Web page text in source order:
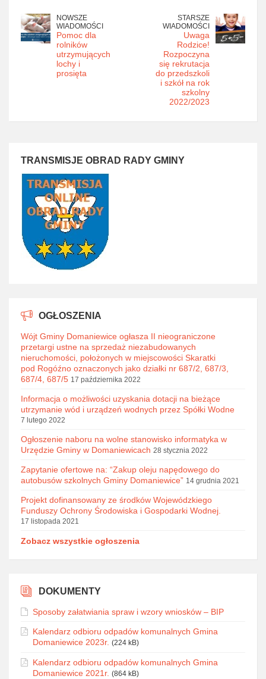
NOWSZE
WIADOMOŚCI
Pomoc dla
rolników
utrzymujących
lochy i
prosięta
STARSZE
WIADOMOŚCI
Uwaga
Rodzice!
Rozpoczyna
się rekrutacja
do przedszkoli
i szkół na rok
szkolny
2022/2023
TRANSMISJE OBRAD RADY GMINY
OGŁOSZENIA
Wójt Gminy Domaniewice ogłasza II nieograniczone
przetargi ustne na sprzedaż niezabudowanych
nieruchomości, położonych w miejscowości Skaratki
pod Rogóźno oznaczonych jako działki nr 687/2, 687/3,
687/4, 687/5 17 października 2022
Informacja o możliwości uzyskania dotacji na bieżące
utrzymanie wód i urządzeń wodnych przez Spółki Wodne
7 lutego 2022
Ogłoszenie naboru na wolne stanowisko informatyka w
Urzędzie Gminy w Domaniewicach 28 stycznia 2022
Zapytanie ofertowe na: “Zakup oleju napędowego do
autobusów szkolnych Gminy Domaniewice” 14 grudnia 2021
Projekt dofinansowany ze środków Wojewódzkiego
Funduszy Ochrony Środowiska i Gospodarki Wodnej.
17 listopada 2021
Zobacz wszystkie ogłoszenia
DOKUMENTY
Sposoby załatwiania spraw i wzory wniosków – BIP
Kalendarz odbioru odpadów komunalnych Gmina
Domaniewice 2023r. (224 kB)
Kalendarz odbioru odpadów komunalnych Gmina
Domaniewice 2021r. (864 kB)